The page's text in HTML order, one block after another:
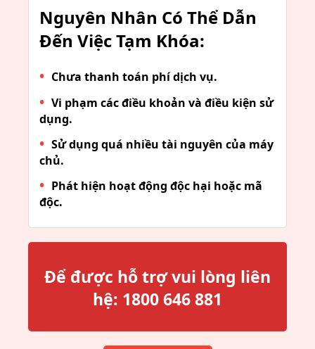
Nguyên Nhân Có Thể Dẫn
Đến Việc Tạm Khóa:
Chưa thanh toán phí dịch vụ.
Vi phạm các điều khoản và điều kiện sử
dụng.
Sử dụng quá nhiều tài nguyên của máy
chủ.
Phát hiện hoạt động độc hại hoặc mã
độc.
Để được hỗ trợ vui lòng liên
hệ: 1800 646 881